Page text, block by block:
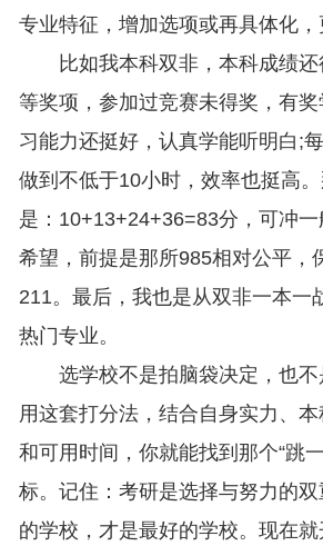
专业特征，增加选项或再具体化，
比如我本科双非，本科成绩
等奖项，参加过竞赛未得奖，有
习能力还挺好，认真学能听明白;
做到不低于10小时，效率也挺高
是：10+13+24+36=83分，可冲
希望，前提是那所985相对公平，
211。最后，我也是从双非一本一
热门专业。
选学校不是拍脑袋决定，也不
用这套打分法，结合自身实力、
和可用时间，你就能找到那个“跳
标。记住：考研是选择与努力的
的学校，才是最好的学校。现在